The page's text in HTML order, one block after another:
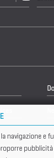
navigazione e